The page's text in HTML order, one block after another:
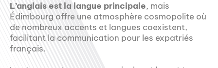
L’anglais est la langue principale, mais
Édimbourg offre une atmosphère cosmopolite où
de nombreux accents et langues coexistent,
facilitant la communication pour les expatriés
français.